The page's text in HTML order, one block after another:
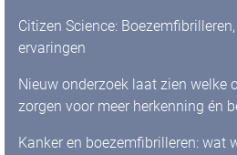
Citizen Science:
ervaringen
Nieuw onderzoek laat zien welke
zorgen voor meer herkenning én
Kanker en boezemfibrilleren: wat